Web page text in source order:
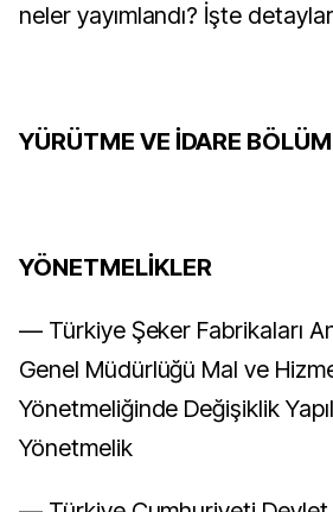
neler yayımlandı? İşte
YÜRÜTME VE İDARE
YÖNETMELİKLER
–– Türkiye Şeker Fabrikaları
Genel Müdürlüğü Mal ve
Yönetmeliğinde Değişiklik
Yönetmelik